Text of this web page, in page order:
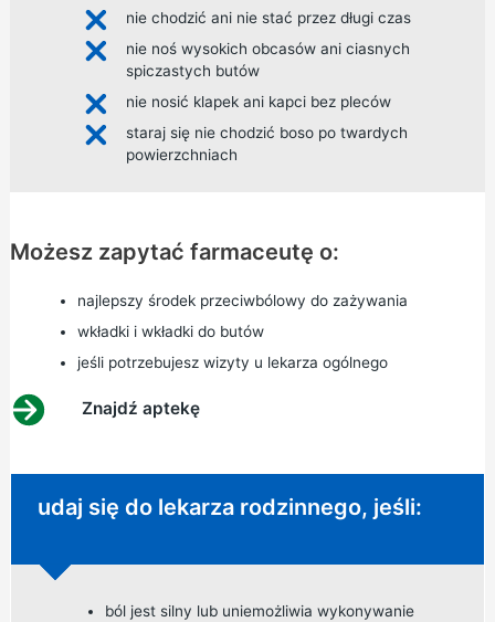
nie chodzić ani nie stać przez długi czas
nie noś wysokich obcasów ani ciasnych
spiczastych butów
nie nosić klapek ani kapci bez pleców
staraj się nie chodzić boso po twardych
powierzchniach
Możesz zapytać farmaceutę o:
najlepszy środek przeciwbólowy do zażywania
wkładki i wkładki do butów
jeśli potrzebujesz wizyty u lekarza ogólnego
Znajdź aptekę
Niepilna porada:
udaj się do lekarza rodzinnego, jeśli:
ból jest silny lub uniemożliwia wykonywanie